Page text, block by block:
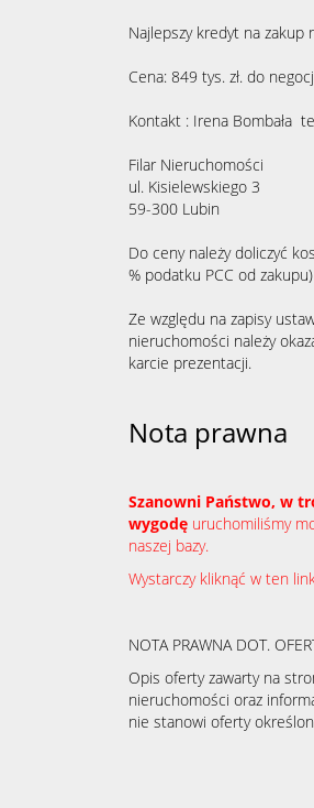
Najlepszy kredyt na zakup
Cena: 849 tys. zł. do
Kontakt : Irena Bombała
Filar Nieruchomości
ul. Kisielewskiego 3
59-300 Lubin
Do ceny należy doliczyć
% podatku PCC od
Ze względu na zapisy
nieruchomości należy
karcie prezentacji.​​​​​​
Nota prawna
Szanowni Państwo, w
wygodę uruchomiliśmy
naszej bazy.
Wystarczy kliknąć w ten
NOTA PRAWNA DOT.
Opis oferty zawarty na
nieruchomości oraz
nie stanowi oferty